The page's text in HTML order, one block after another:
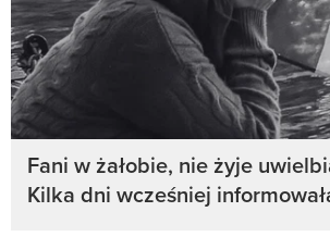
Fani w żałobie, nie żyje
Kilka dni wcześniej